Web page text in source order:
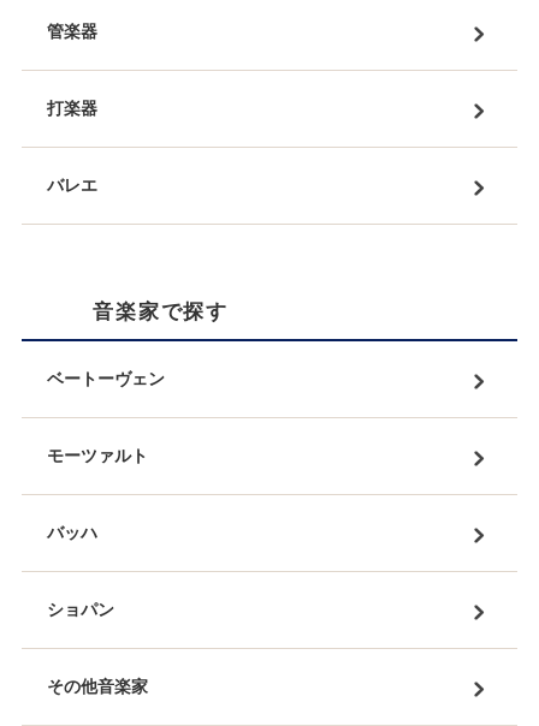
管楽器
打楽器
バレエ
音楽家で探す
ベートーヴェン
モーツァルト
バッハ
ショパン
その他音楽家